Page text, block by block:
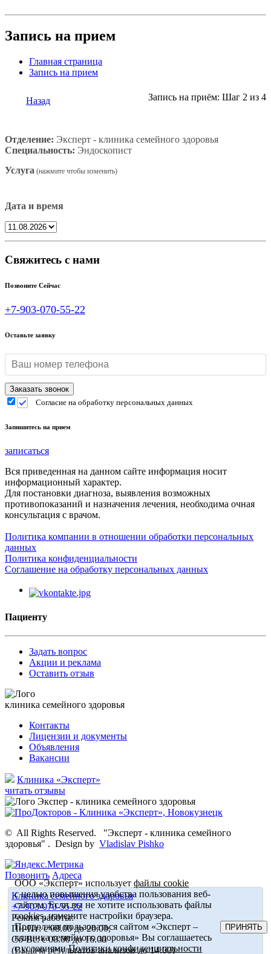
Запись на прием
Главная страница
Запись на прием
Назад Запись на приём: Шаг 2 из 4
Отделение: Эксперт - клиника семейного здоровья
Специальность: Эндоскопист
Услуга
Дата и время
Свяжитесь с нами
Позвоните Сейчас
+7-903-070-55-22
Оставьте заявку
Согласие на обработку персональных данных
Запишитесь на прием
записаться
Вся приведенная на данном сайте информация носит
информационный характер.
Для постановки диагноза, выявления возможных
противопоказаний и назначения лечения, необходима очная
консультация с врачом.
Политика компании в отношении обработки персональных
данных
Политика конфиденциальности
Соглашение на обработку персональных данных
Пациенту
Задать вопрос
Акции и реклама
Оставить отзыв
клиника семейного здоровья
Контакты
Лицензии и документы
Объявления
Вакансии
Клиника «Эксперт»
читать отзывы
© All Rights Reserved.
"Эксперт - клиника семейного
здоровья" . Design by Vladislav Pishko
Позвонить Адреса
Клиника семейного здоровья
+7-903-070-55-22
Режим работы:
Пн-Пт: с 08.00 до 20.00,
Сб-Вс: с 08.00 до 16.00
(Выдача результатов анализов до 14.00)
ООО «Эксперт» используетфайлы cookie
с целью повышения удобства пользования веб-
сайтом. Если вы не хотите использовать файлы
cookies, измените настройки браузера.
Продолжая пользоваться сайтом «Эксперт –
клиника семейного здоровья» Вы соглашаетесь
с условиямиПолитики конфиденциальности
ПРИНЯТЬ